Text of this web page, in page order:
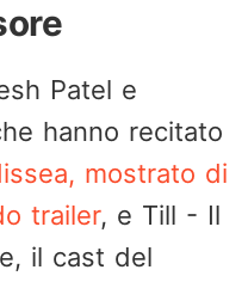
Patel e
hanno recitato
mostrato di
trailer, e Till - Il
il cast del